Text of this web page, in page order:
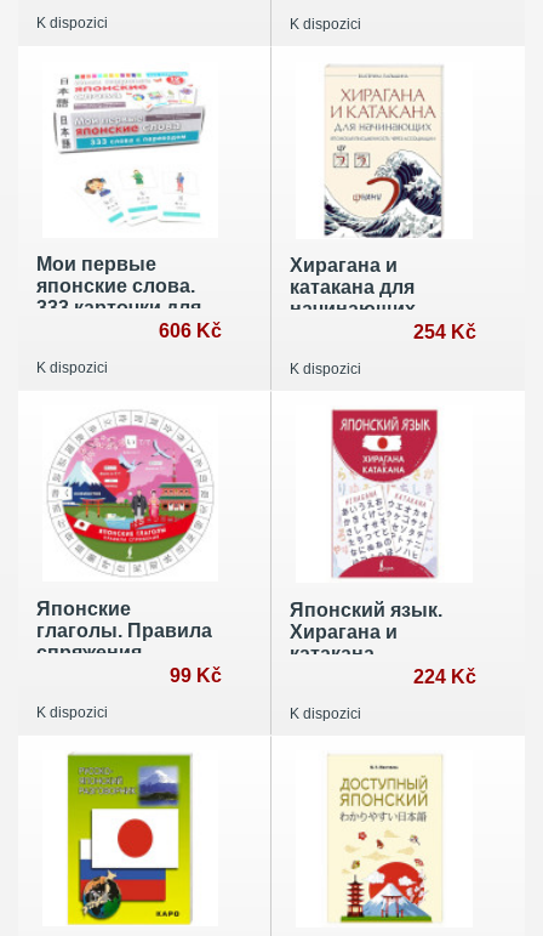
школы японского
K dispozici K dispozici
Мои первые
японские слова.
333 карточки для
запоминания606 Kč
K dispozici
Хирагана и
катакана для
начинающих.
через ассоциации
254 Kč
K dispozici
Японские
глаголы. Правила
спряжения
99 Kč
K dispozici
Японский язык.
Хирагана и
катакана
224 Kč
K dispozici